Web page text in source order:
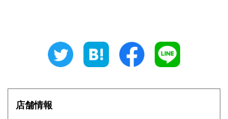
1,800円 富山県
1,800円 福井県
1,800円 1,800円
岐阜県
店舗情報